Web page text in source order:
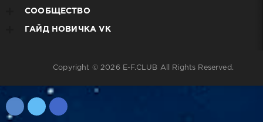
СООБЩЕСТВО
ГАЙД НОВИЧКА VK
Copyright © 2026 E-F.CLUB All Rights Reserved.